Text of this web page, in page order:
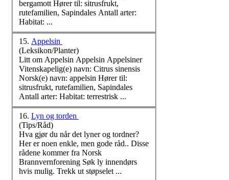
bergamott Hører til: sitrusfrukt,
rutefamilien, Sapindales Antall arter:
Habitat: ...
15. Appelsin
(Leksikon/Planter)
Litt om Appelsin Appelsin Appelsiner
Vitenskapelig(e) navn: Citrus sinensis
Norsk(e) navn: appelsin Hører til:
sitrusfrukt, rutefamilien, Sapindales
Antall arter: Habitat: terrestrisk ...
16. Lyn og torden
(Tips/Råd)
Hva gjør du når det lyner og tordner?
Her er noen enkle, men gode råd.. Disse
rådene kommer fra Norsk
Brannvernforening Søk ly innendørs
hvis mulig. Trekk ut støpselet ...